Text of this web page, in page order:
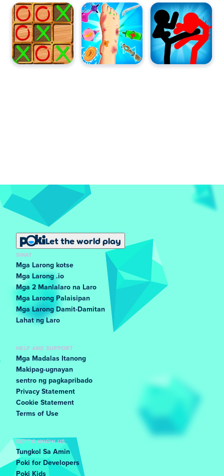
Let the world play
SIKAT
Mga Larong kotse
Mga Larong .io
Mga 2 Manlalaro na Laro
Mga Larong Palaisipan
Mga Larong Damit-Damitan
Lahat ng Laro
HELP AND SUPPORT
Mga Madalas Itanong
Makipag-ugnayan
sentro ng pagkapribado
Privacy Statement
Cookie Statement
Terms of Use
GET TO KNOW US
Tungkol Sa Amin
Poki for Developers
Poki Kids